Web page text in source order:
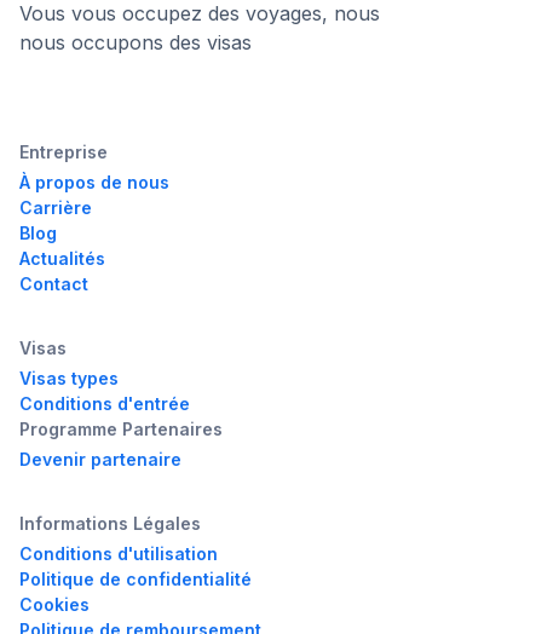
Vous vous occupez des voyages, nous
nous occupons des visas
Entreprise
À propos de nous
Carrière
Blog
Actualités
Contact
Visas
Visas types
Conditions d'entrée
Programme Partenaires
Devenir partenaire
Informations Légales
Conditions d'utilisation
Politique de confidentialité
Cookies